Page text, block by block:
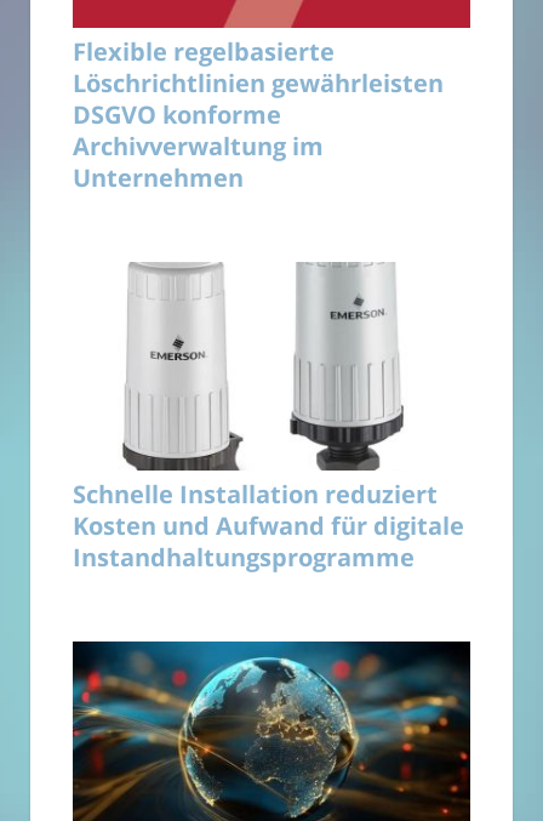
Flexible regelbasierte
Löschrichtlinien gewährleisten
DSGVO konforme
Archivverwaltung im
Unternehmen
Schnelle Installation reduziert
Kosten und Aufwand für digitale
Instandhaltungsprogramme